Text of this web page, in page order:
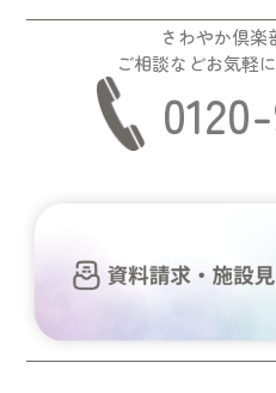
さわやか倶楽
ご相談などお気軽